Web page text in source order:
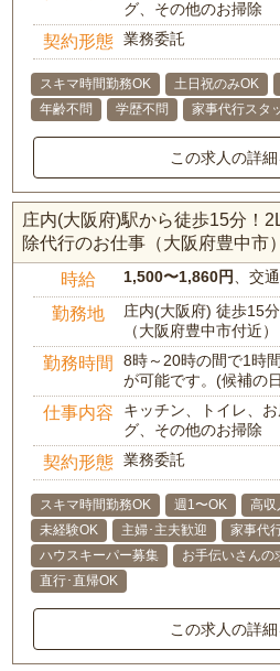
グ、その他のお掃除
契約形態 業務委託
スキマ時間勤務OK 土日祝のみOK
年齢不問
学歴不問 家事代行スタ
この求人の詳
庄内(大阪府)駅から徒歩15分！
除代行のお仕事（大阪府豊中市）
時給 1,500〜1,860円 、交
勤務地
庄内(大阪府) 徒歩15分
（大阪府豊中市付近）
勤務時間
8時～20時の間で1時
が可能です。(候補の
仕事内容
キッチン、トイレ、
グ、その他のお掃除
契約形態 業務委託
スキマ時間勤務OK 週1〜OK 高収
未経験OK
主婦･主夫歓迎
家事代
ハウスキーパー募集
お手伝いさんの
直行･直帰OK
この求人の詳